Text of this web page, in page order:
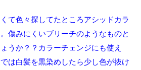
て色々探してたところアシッドカラ
傷みにくいブリーチのようなものと
うか？？カラーチェンジにも使え
は白髪を黒染めしたら少し色が抜け